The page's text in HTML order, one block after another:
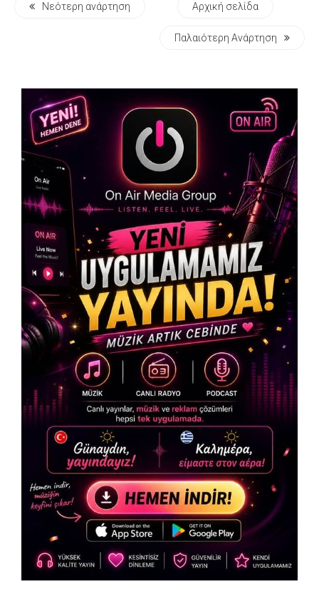
Νεότερη ανάρτηση Αρχική σελίδα
Παλαιότερη Ανάρτηση